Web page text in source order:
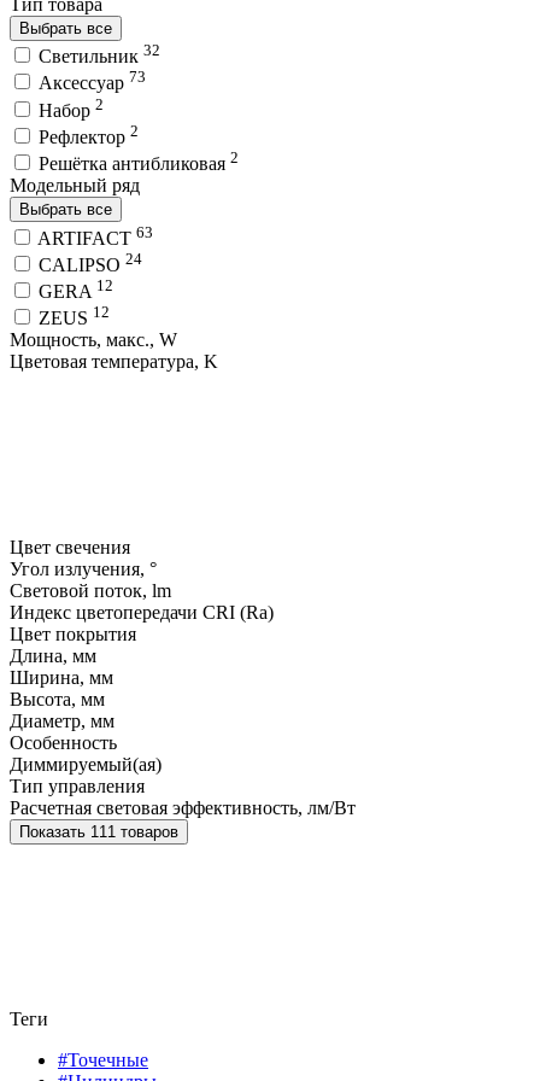
Выбрать все
Светильник 32
Аксессуар 73
Набор 2
Рефлектор 2
Решётка антибликовая 2
Модельный ряд
Выбрать все
ARTIFACT 63
CALIPSO 24
GERA 12
ZEUS 12
Мощность, макс., W
Цветовая температура, K
Цвет свечения
Угол излучения, °
Световой поток, lm
Индекс цветопередачи CRI (Ra)
Цвет покрытия
Длина, мм
Ширина, мм
Высота, мм
Диаметр, мм
Особенность
Диммируемый(ая)
Тип управления
Расчетная световая эффективность, лм/Вт
Показать 111 товаров
Теги
#Точечные